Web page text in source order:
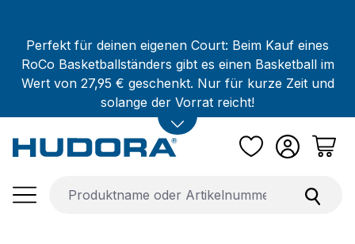
Perfekt für deinen eigenen Court: Beim Kauf eines
RoCo Basketballständers gibt es einen Basketball im
Wert von 27,95 € geschenkt. Nur für kurze Zeit und
solange der Vorrat reicht!